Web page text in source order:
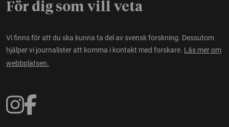
För dig som vill veta
Vi finns för att du ska kunna ta del av svensk forskning. Dessutom
hjälper vi journalister att komma i kontakt med forskare. Läs mer om
webbplatsen.